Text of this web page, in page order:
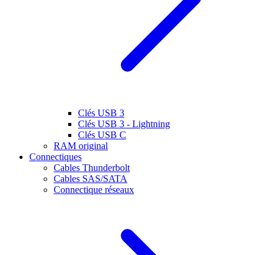
Clés USB 3
Clés USB 3 - Lightning
Clés USB C
RAM original
Connectiques
Cables Thunderbolt
Cables SAS/SATA
Connectique réseaux